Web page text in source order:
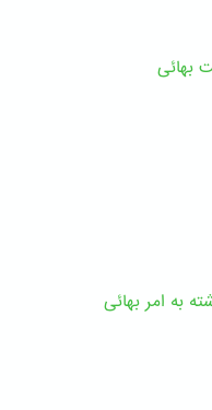
بهائی
به امر بهائی